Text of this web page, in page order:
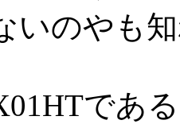
いのやも
であ